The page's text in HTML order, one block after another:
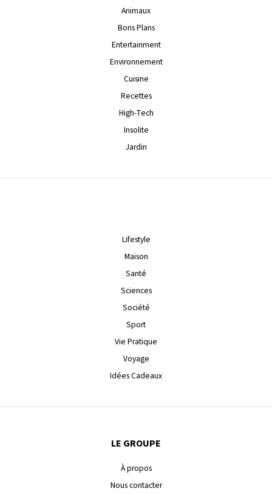
Animaux
Bons Plans
Entertainment
Environnement
Cuisine
Recettes
High-Tech
Insolite
Jardin
Lifestyle
Maison
Santé
Sciences
Société
Sport
Vie Pratique
Voyage
Idées Cadeaux
LE GROUPE
À propos
Nous contacter